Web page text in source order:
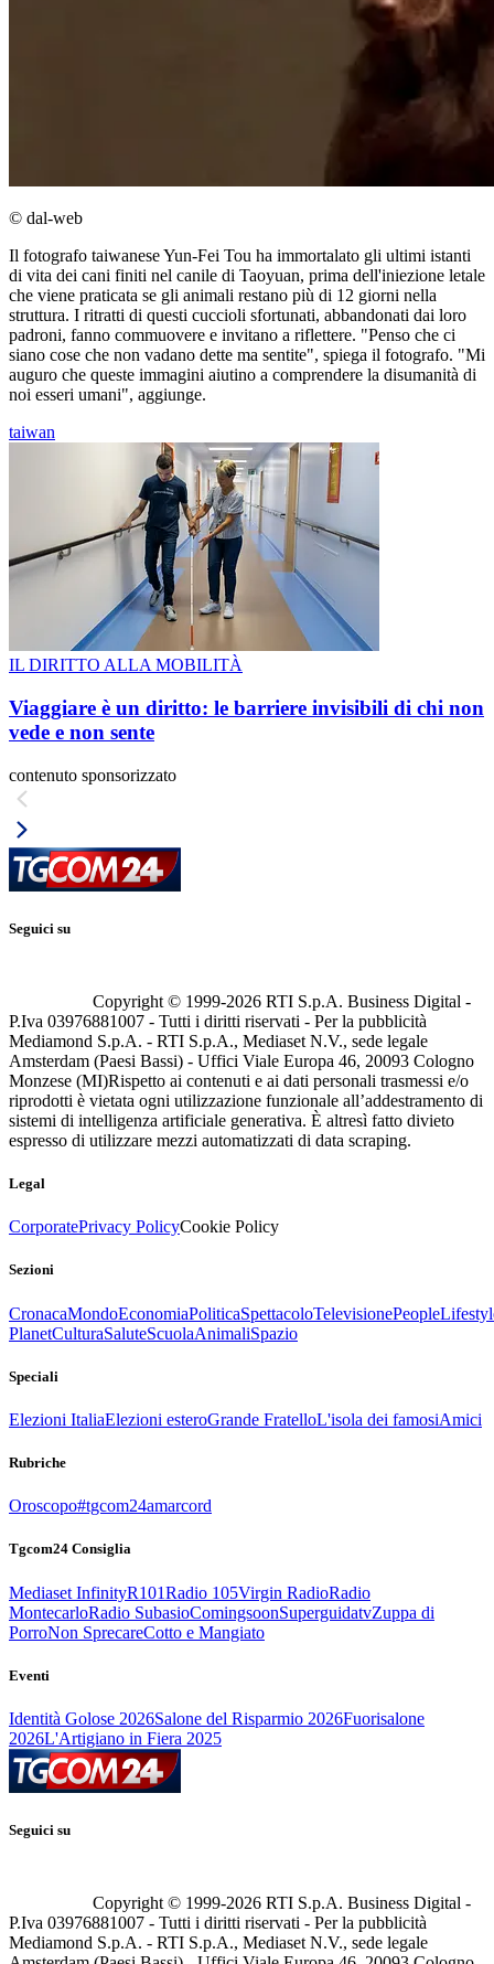
© dal-web
Il fotografo taiwanese Yun-Fei Tou ha immortalato gli ultimi istanti
di vita dei cani finiti nel canile di Taoyuan, prima dell'iniezione letale
che viene praticata se gli animali restano più di 12 giorni nella
struttura. I ritratti di questi cuccioli sfortunati, abbandonati dai loro
padroni, fanno commuovere e invitano a riflettere. "Penso che ci
siano cose che non vadano dette ma sentite", spiega il fotografo. "Mi
auguro che queste immagini aiutino a comprendere la disumanità di
noi esseri umani", aggiunge.
taiwan
IL DIRITTO ALLA MOBILITÀ
Viaggiare è un diritto: le barriere invisibili di chi non
vede e non sente
contenuto sponsorizzato
Seguici su
Copyright © 1999-2026 RTI S.p.A. Business Digital -
P.Iva 03976881007 - Tutti i diritti riservati - Per la pubblicità
Mediamond S.p.A. - RTI S.p.A., Mediaset N.V., sede legale
Amsterdam (Paesi Bassi) - Uffici Viale Europa 46, 20093 Cologno
Monzese (MI)Rispetto ai contenuti e ai dati personali trasmessi e/o
riprodotti è vietata ogni utilizzazione funzionale all’addestramento di
sistemi di intelligenza artificiale generativa. È altresì fatto divieto
espresso di utilizzare mezzi automatizzati di data scraping.
Legal
CorporatePrivacy PolicyCookie Policy
Sezioni
CronacaMondoEconomiaPoliticaSpettacoloTelevisionePeople
PlanetCulturaSaluteScuolaAnimaliSpazio
Speciali
Elezioni ItaliaElezioni esteroGrande FratelloL'isola dei famosiAmici
Rubriche
Oroscopo#tgcom24amarcord
Tgcom24 Consiglia
Mediaset InfinityR101Radio 105Virgin RadioRadio
MontecarloRadio SubasioComingsoonSuperguidatvZuppa di
PorroNon SprecareCotto e Mangiato
Eventi
Identità Golose 2026Salone del Risparmio 2026Fuorisalone
2026L'Artigiano in Fiera 2025
Seguici su
Copyright © 1999-2026 RTI S.p.A. Business Digital -
P.Iva 03976881007 - Tutti i diritti riservati - Per la pubblicità
Mediamond S.p.A. - RTI S.p.A., Mediaset N.V., sede legale